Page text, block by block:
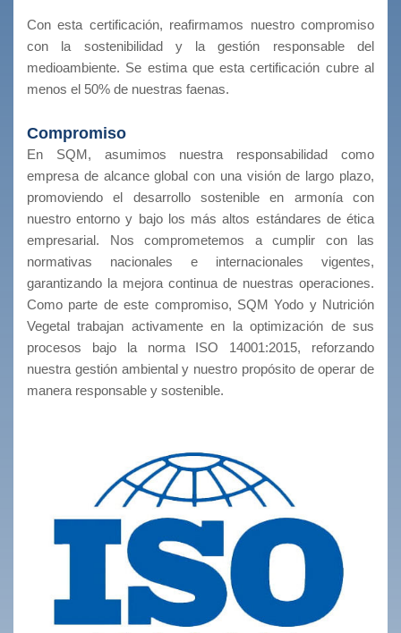
Con esta certificación, reafirmamos nuestro compromiso
con la sostenibilidad y la gestión responsable del
medioambiente. Se estima que esta certificación cubre al
menos el 50% de nuestras faenas.
Compromiso
En SQM, asumimos nuestra responsabilidad como
empresa de alcance global con una visión de largo plazo,
promoviendo el desarrollo sostenible en armonía con
nuestro entorno y bajo los más altos estándares de ética
empresarial. Nos comprometemos a cumplir con las
normativas nacionales e internacionales vigentes,
garantizando la mejora continua de nuestras operaciones.
Como parte de este compromiso, SQM Yodo y Nutrición
Vegetal trabajan activamente en la optimización de sus
procesos bajo la norma ISO 14001:2015, reforzando
nuestra gestión ambiental y nuestro propósito de operar de
manera responsable y sostenible.